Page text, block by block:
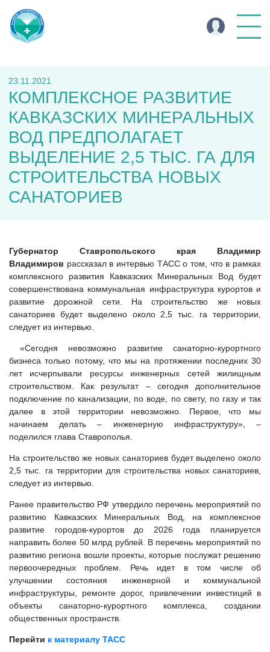
23.11.2021
КОМПЛЕКСНОЕ РАЗВИТИЕ
КАВКАЗСКИХ МИНЕРАЛЬНЫХ
ВОД ПРЕДПОЛАГАЕТ
ВЫДЕЛЕНИЕ 2,5 ТЫС. ГА ДЛЯ
СТРОИТЕЛЬСТВА НОВЫХ
САНАТОРИЕВ
Губернатор Ставропольского края Владимир
Владимиров рассказал в интервью ТАСС о том, что в рамках
комплексного развития Кавказских Минеральных Вод будет
совершенствована коммунальная инфраструктура курортов и
развитие дорожной сети. На строительство же новых
санаториев будет выделено около 2,5 тыс. га территории,
следует из интервью.
«Сегодня невозможно развитие санаторно-курортного
бизнеса только потому, что мы на протяжении последних 30
лет исчерпывали ресурсы инженерных сетей жилищным
строительством. Как результат – сегодня дополнительное
подключение по канализации, по воде, по свету, по газу и так
далее в этой территории невозможно. Первое, что мы
начинаем делать – инженерную инфраструктуру», –
поделился глава Ставрополья.
На строительство же новых санаториев будет выделено около
2,5 тыс. га территории для строительства новых санаториев,
следует из интервью.
Ранее правительство РФ утвердило перечень мероприятий по
развитию Кавказских Минеральных Вод, на комплексное
развитие городов-курортов до 2026 года планируется
направить более 50 млрд рублей. В перечень мероприятий по
развитию региона вошли проекты, которые послужат решению
первоочередных проблем. Речь идет в том числе об
улучшении состояния инженерной и коммунальной
инфраструктуры, ремонте дорог, привлечении инвестиций в
объекты санаторно-курортного комплекса, создании
общественных пространств.
Перейти к материалу ТАСС